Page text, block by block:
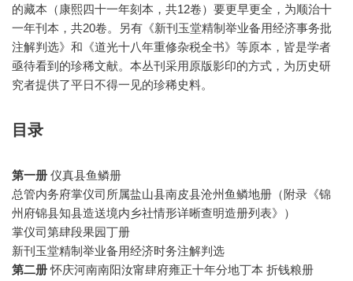
的藏本（康熙四十一年刻本，共12卷）要更早更全，为顺治十
一年刊本，共20卷。另有《新刊玉堂精制举业备用经济事务批
注解判选》和《道光十八年重修杂税全书》等原本，皆是学者
亟待看到的珍稀文献。本丛刊采用原版影印的方式，为历史研
究者提供了平日不得一见的珍稀史料。
目录
第一册 仪真县鱼鳞册
总管内务府掌仪司所属盐山县南皮县沧州鱼鳞地册（附录《锦
州府锦县知县造送境内乡社情形详晰查明造册列表》）
掌仪司第肆段果园丁册
新刊玉堂精制举业备用经济时务注解判选
第二册怀庆河南南阳汝甯肆府雍正十年分地丁本 折钱粮册